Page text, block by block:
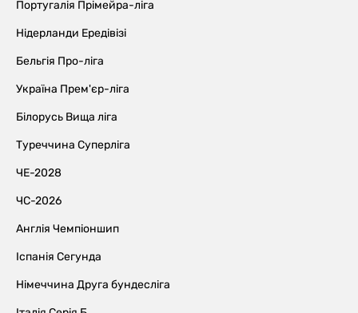
Португалія Прімейра-ліга
Нідерланди Ередівізі
Бельгія Про-ліга
Україна Прем'єр-ліга
Білорусь Вища ліга
Туреччина Суперліга
ЧЕ-2028
ЧС-2026
Англія Чемпіоншип
Іспанія Сегунда
Німеччина Друга бундесліга